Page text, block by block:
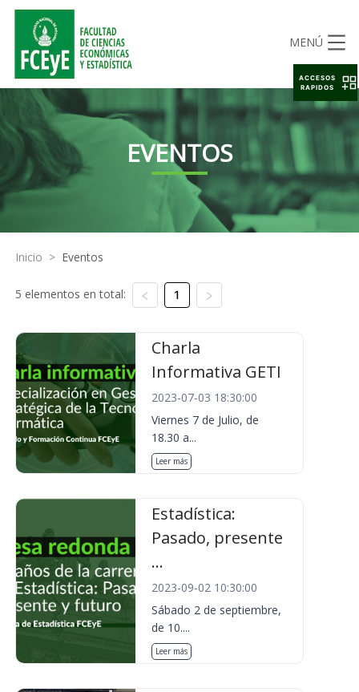
MENÚ
EVENTOS
Inicio > Eventos
5 elementos en total: 1
Charla
Informativa GETI
2023-07-03 18:30:00
Viernes 7 de Julio, de
18.30 a...
Leer más
Estadística:
Pasado, presente
...
2023-09-02 10:30:00
Sábado 2 de septiembre,
de 10....
Leer más
ACCESOS
RAPIDOS